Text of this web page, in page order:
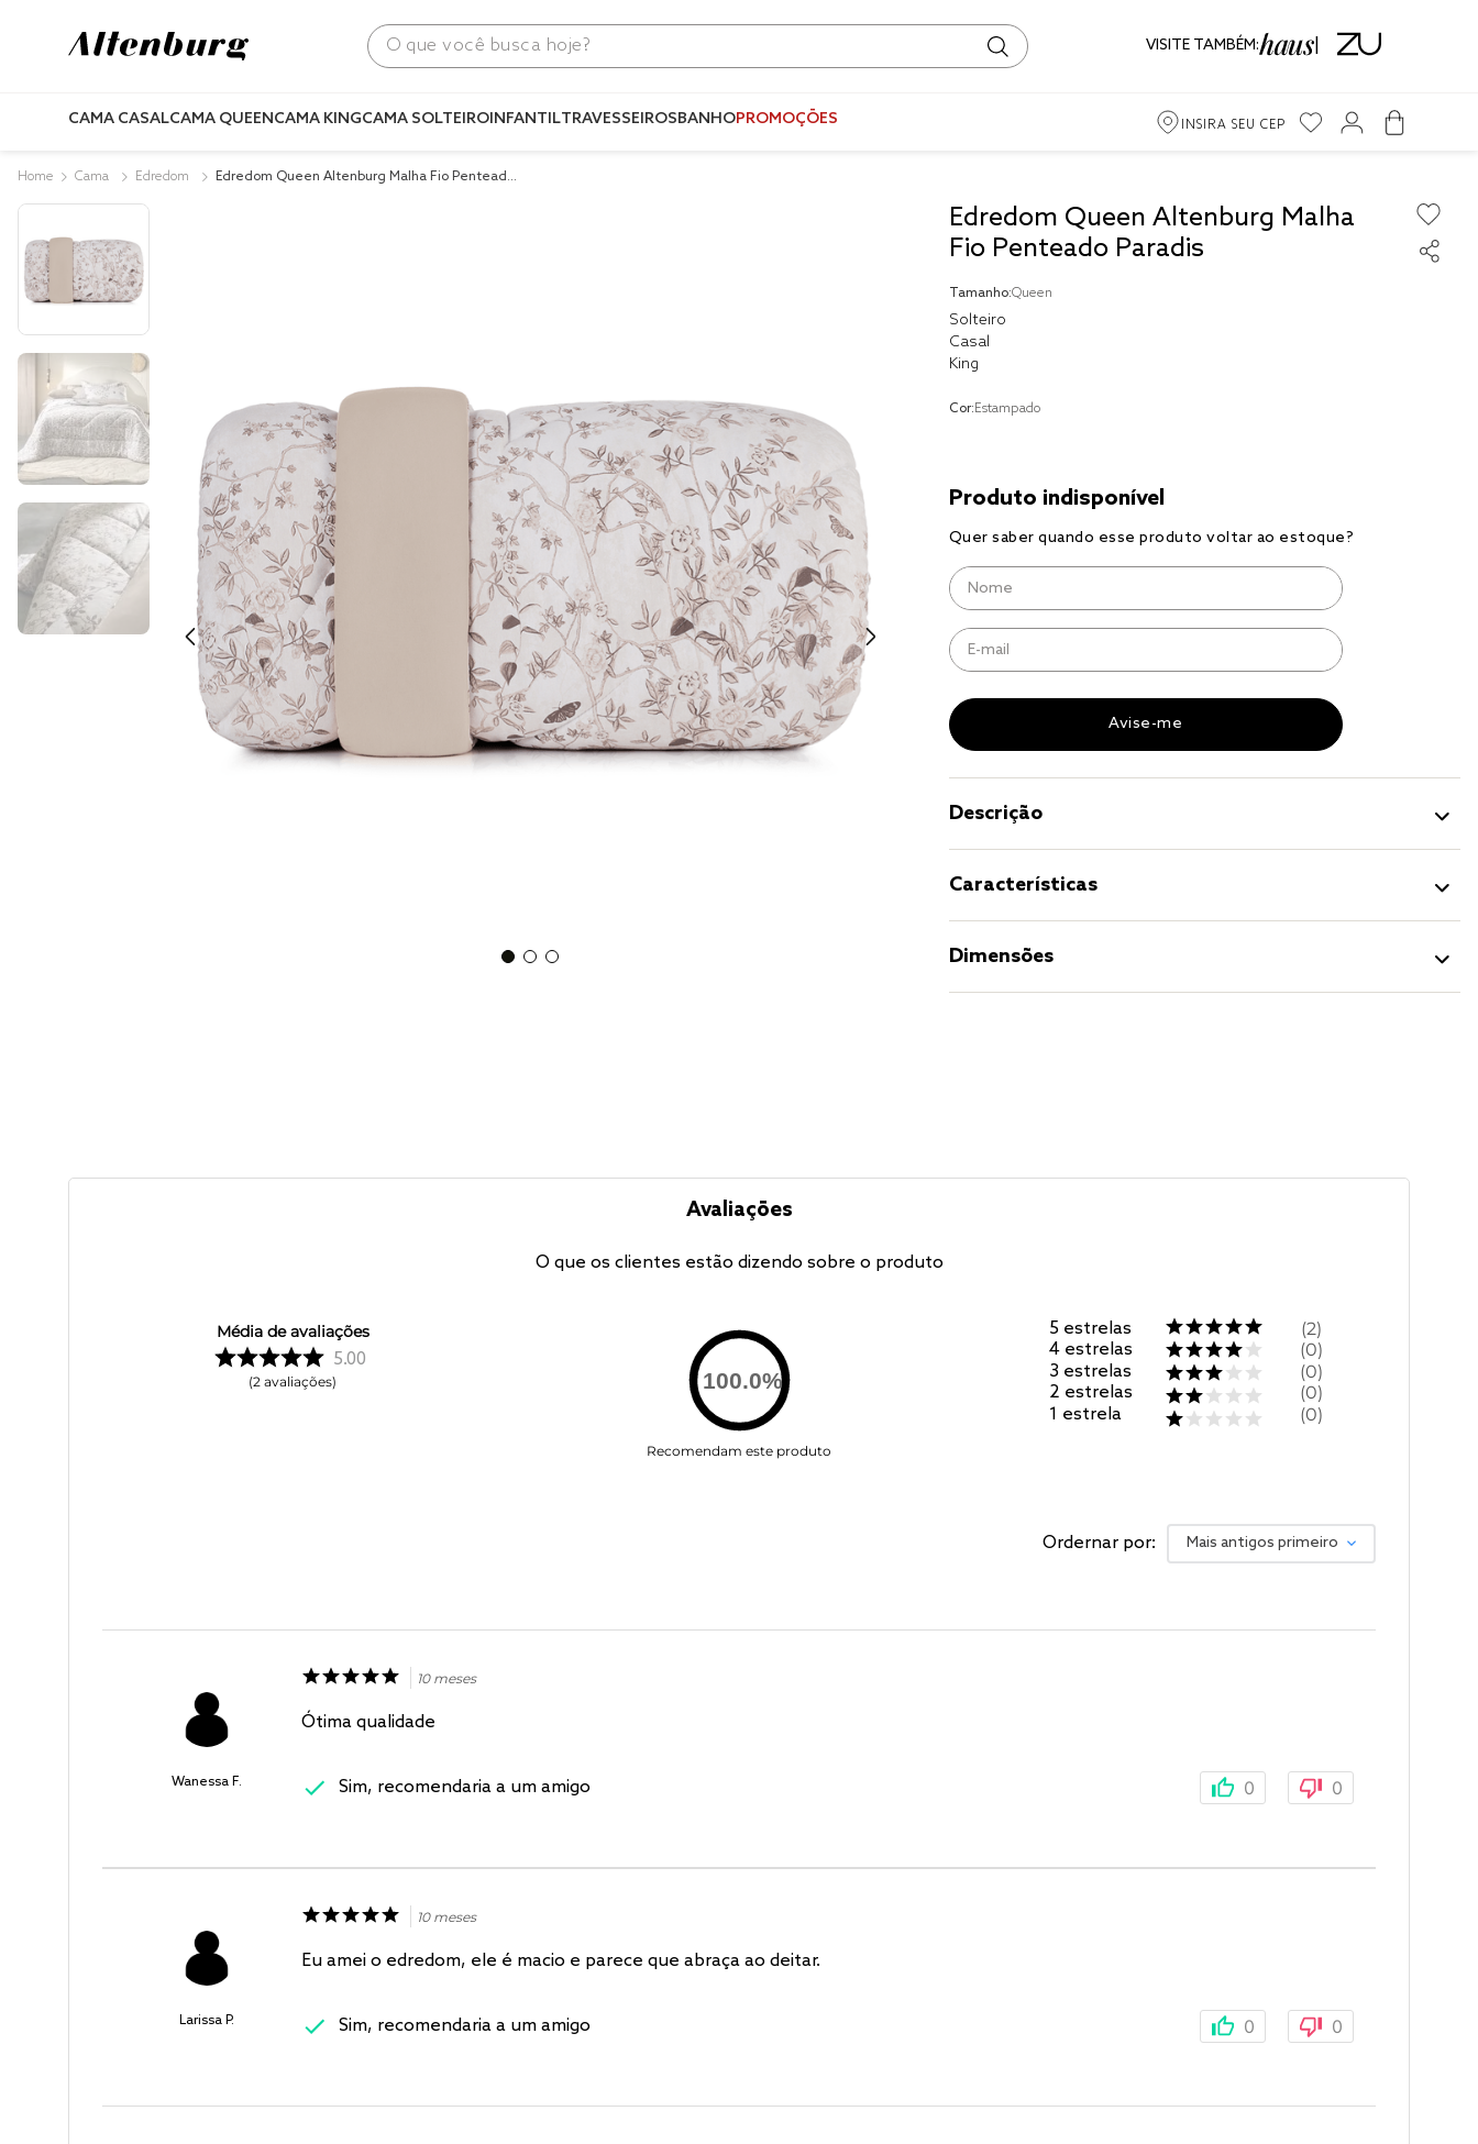
O que você busca hoje?
VISITE TAMBÉM:
CAMA CASALCAMA QUEENCAMA KINGCAMA SOLTEIROINFANTILTRAVESSEIROSBANHOPROMOÇÕES INSIRA SEU CEP
Cama Edredom
Edredom Queen Altenburg Malha Fio Penteado
Edredom Queen Altenburg Malha
Fio Penteado Paradis
Tamanho:Queen
Solteiro
Casal
King
Cor:Estampado
Descrição
Características
Dimensões
Avaliações
O que os clientes estão dizendo sobre o produto
Média de avaliações
5.00
2 avaliações 100.0%
Recomendam este produto
5 estrelas
4 estrelas
3 estrelas
2 estrelas
1 estrela
2
0
0
0
0
Ordernar por: Mais antigos primeiro
Wanessa F.
10 meses
Ótima qualidade
Sim, recomendaria a um amigo 0 0
Larissa P.
10 meses
Eu amei o edredom, ele é macio e parece que abraça ao deitar.
Sim, recomendaria a um amigo 0 0
fronha
travesseiro
tencel
jogo cama
casal